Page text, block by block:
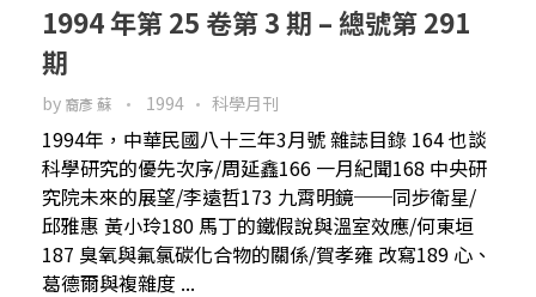
1994 年第 25 卷第 3 期 – 總號第 291
期
by 裔彥 蘇 1994 科學月刊
1994年，中華民國八十三年3月號 雜誌目錄 164 也談
科學研究的優先次序/周延鑫166 一月紀聞168 中央研
究院未來的展望/李遠哲173 九霄明鏡──同步衛星/
邱雅惠 黃小玲180 馬丁的鐵假說與溫室效應/何東垣
187 臭氧與氟氯碳化合物的關係/賀孝雍 改寫189 心、
葛德爾與複雜度 ...